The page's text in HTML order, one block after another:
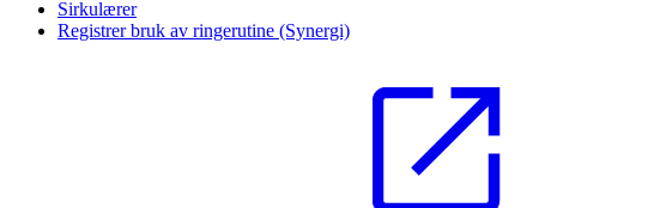
Sirkulærer
Registrer bruk av ringerutine (Synergi)